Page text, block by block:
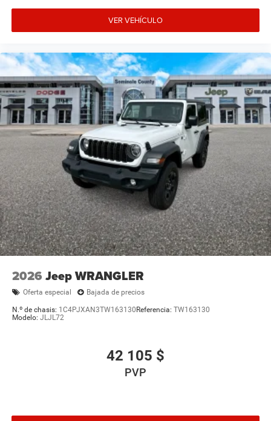
VER VEHÍCULO
2026 Jeep WRANGLER
Oferta especial Bajada de precios
N.º de chasis: 1C4PJXAN3TW163130Referencia: TW163130
Modelo: JLJL72
42 105 $
PVP